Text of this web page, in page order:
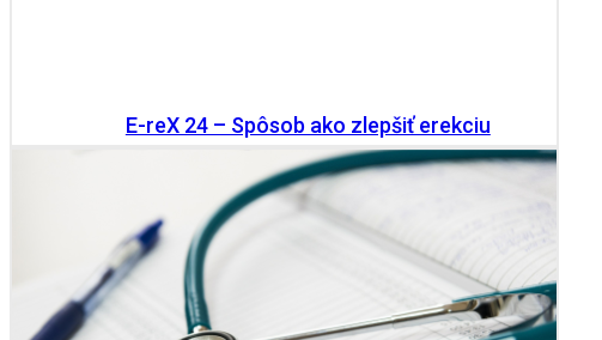
E-reX 24 – Spôsob ako zlepšiť erekciu